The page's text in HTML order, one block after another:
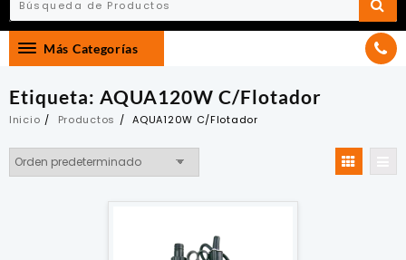
Más Categorías
Etiqueta: AQUA120W C/Flotador
Inicio Productos AQUA120W C/Flotador